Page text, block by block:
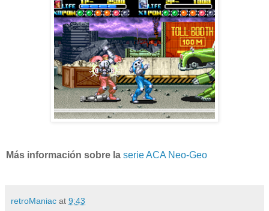
Más información sobre la serie ACA Neo-Geo
retroManiac at 9:43